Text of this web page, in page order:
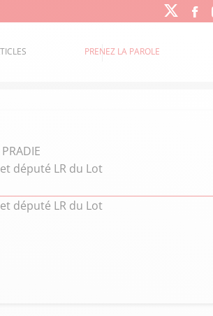
PRENEZ LA PAROLE
député LR du Lot
député LR du Lot